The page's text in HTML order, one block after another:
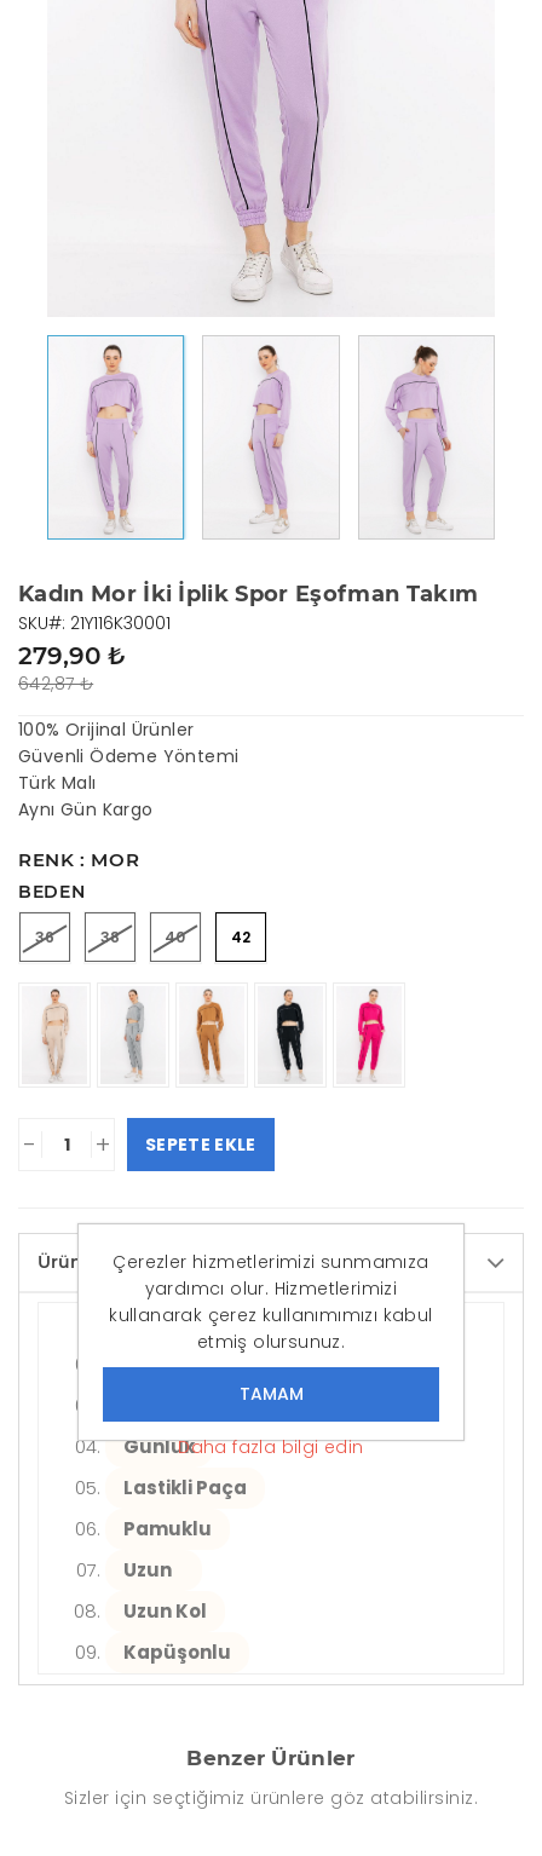
Kadın Mor İki İplik Spor Eşofman Takım
642,87 ₺
279,90 ₺
SKU#: 21Y116K30001
100% Orijinal Ürünler
Güvenli Ödeme Yöntemi
Türk Malı
Aynı Gün Kargo
RENK : MOR
BEDEN
36 38 40 42
- + SEPETE EKLE
Ürün Detayları
Kadın / Kız
Yetişkin
Günlük
Lastikli Paça
Pamuklu
Uzun
Uzun Kol
Kapüşonlu
Benzer Ürünler
Sizler için seçtiğimiz ürünlere göz atabilirsiniz.
Çerezler hizmetlerimizi sunmamıza
yardımcı olur. Hizmetlerimizi
kullanarak çerez kullanımımızı kabul
etmiş olursunuz.
Daha fazla bilgi edin